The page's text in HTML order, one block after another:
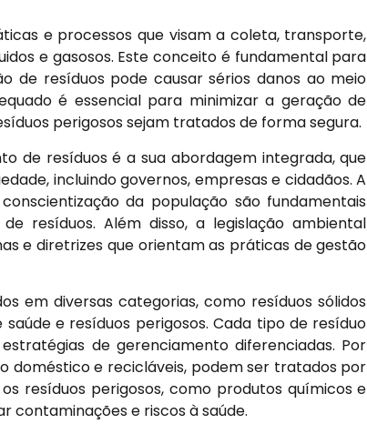
e processos que visam a coleta, transporte,
e gasosos. Este conceito é fundamental para
de resíduos pode causar sérios danos ao meio
é essencial para minimizar a geração de
perigosos sejam tratados de forma segura.
de resíduos é a sua abordagem integrada, que
incluindo governos, empresas e cidadãos. A
da população são fundamentais
resíduos. Além disso, a legislação ambiental
e diretrizes que orientam as práticas de gestão
em diversas categorias, como resíduos sólidos
e resíduos perigosos. Cada tipo de resíduo
de gerenciamento diferenciadas. Por
doméstico e recicláveis, podem ser tratados por
resíduos perigosos, como produtos químicos e
contaminações e riscos à saúde.